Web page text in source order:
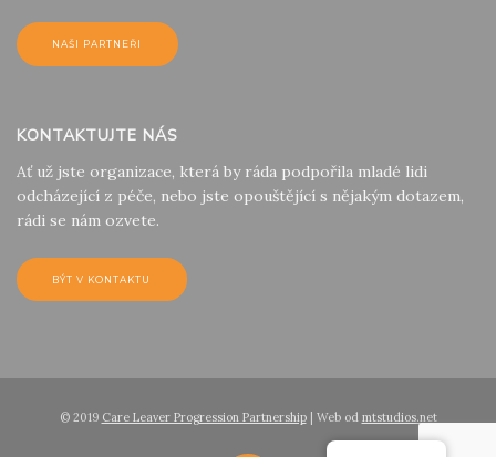
NAŠI PARTNEŘI
KONTAKTUJTE NÁS
Ať už jste organizace, která by ráda podpořila mladé lidi
odcházející z péče, nebo jste opouštějící s nějakým dotazem,
rádi se nám ozvete.
BÝT V KONTAKTU
© 2019 Care Leaver Progression Partnership| Web od mtstudios.net